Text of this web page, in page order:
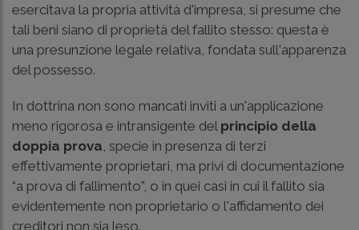
esercitava la propria attività d'impresa, si presume che
tali beni siano di proprietà del fallito stesso: questa è
una presunzione legale relativa, fondata sull'apparenza
del possesso.
In dottrina non sono mancati inviti a un'applicazione
meno rigorosa e intransigente del principio della
doppia prova , specie in presenza di terzi
effettivamente proprietari, ma privi di documentazione
“a prova di fallimento”, o in quei casi in cui il fallito sia
evidentemente non proprietario o l'affidamento dei
creditori non sia leso.